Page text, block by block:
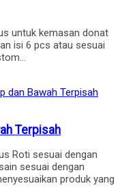
untuk kemasan donat
isi 6 pcs atau sesuai
Terpisah
Roti sesuai dengan
sesuai dengan
produk yang